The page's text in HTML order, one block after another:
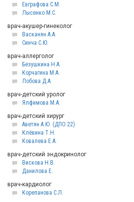
Евграфова С.М.
Лысенко М.С.
врач-акушер-гинеколог
Васканян А.А.
Синча С.Ю.
врач-аллерголог
Безушкина Н.А.
Корчагина М.А.
Лобова Д.А.
врач-детский уролог
Ялфимова М.А.
врач-детский хирург
Аветян А.Ю. (ДПО 22)
Клёвина Т.Н.
Ковалева Е.А.
врач-детский эндокринолог
Вискова Н.В.
Данилова Е.
врач-кардиолог
Корепанова С.Л.